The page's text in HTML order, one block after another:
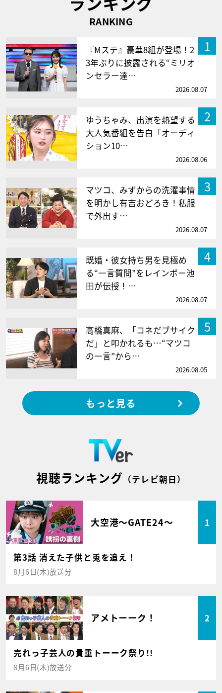
RANKING
1
『Mステ』豪華8組が登場！2
3年ぶりに披露される“ミリオ
ンセラー達…
2026.08.07
2
ゆうちゃみ、出演を熱望する
大人気番組を告白「オーディ
ション10…
2026.08.06
3
マツコ、みずからの洗濯事情
を明かし有吉おどろき！私服
で外出す…
2026.08.07
4
既婚・彼女持ち男を見極め
る“一言質問”をレインボー池
田が伝授！…
2026.08.07
5
高橋真麻、「コネだブサイク
だ」と叩かれるも…“マツコ
の一言”から…
2026.08.05
もっと見る
視聴ランキング （テレビ朝日）
大空港～GATE24～ 1
第3話 消えた子供と兎を追え！
8月6日(木)放送分
アメトーーク！ 2
売れっ子芸人の貴重トーーク祭り!!
8月6日(木)放送分